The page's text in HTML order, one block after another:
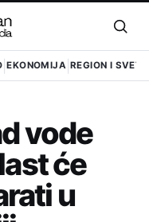
EKONOMIJA REGION I SVET
vode
će
u